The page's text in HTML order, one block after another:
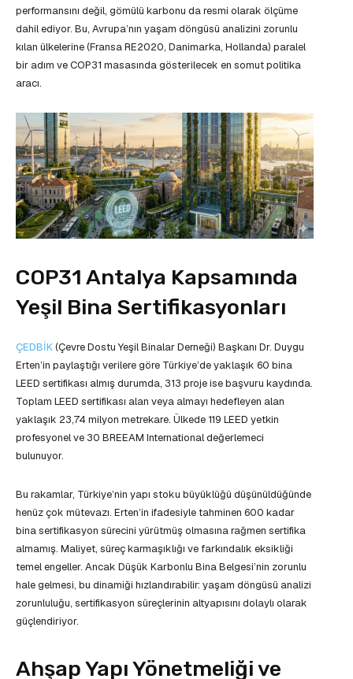
performansını değil, gömülü karbonu da resmi olarak ölçüme
dahil ediyor. Bu, Avrupa’nın yaşam döngüsü analizini zorunlu
kılan ülkelerine (Fransa RE2020, Danimarka, Hollanda) paralel
bir adım ve COP31 masasında gösterilecek en somut politika
aracı.
COP31 Antalya Kapsamında
Yeşil Bina Sertifikasyonları
ÇEDBİK(Çevre Dostu Yeşil Binalar Derneği) Başkanı Dr. Duygu
Erten’in paylaştığı verilere göre Türkiye’de yaklaşık 60 bina
LEED sertifikası almış durumda, 313 proje ise başvuru kaydında.
Toplam LEED sertifikası alan veya almayı hedefleyen alan
yaklaşık 23,74 milyon metrekare. Ülkede 119 LEED yetkin
profesyonel ve 30 BREEAM International değerlemeci
bulunuyor.
Bu rakamlar, Türkiye’nin yapı stoku büyüklüğü düşünüldüğünde
henüz çok mütevazı. Erten’in ifadesiyle tahminen 600 kadar
bina sertifikasyon sürecini yürütmüş olmasına rağmen sertifika
almamış. Maliyet, süreç karmaşıklığı ve farkındalık eksikliği
temel engeller. Ancak Düşük Karbonlu Bina Belgesi’nin zorunlu
hale gelmesi, bu dinamiği hızlandırabilir: yaşam döngüsü analizi
zorunluluğu, sertifikasyon süreçlerinin altyapısını dolaylı olarak
güçlendiriyor.
Ahşap Yapı Yönetmeliği ve